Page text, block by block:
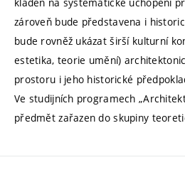
zároveň bude představena i
bude rovněž ukázat širší kulturní
estetika, teorie umění)
prostoru i jeho historické
Ve studijních programech
předmět zařazen do skupiny